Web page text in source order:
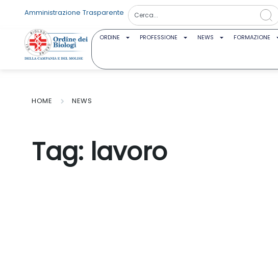
Amministrazione Trasparente
ORDINE PROFESSIONE NEWS FORMAZIONE
HOME NEWS
Tag: lavoro